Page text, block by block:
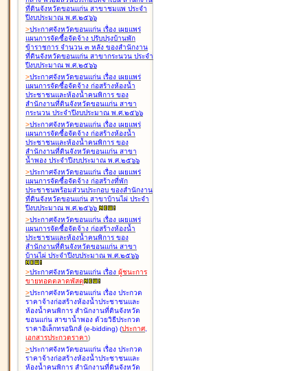
ที่ดินจังหวัดขอนแก่น สาขาชุมแพ ประจำ
ปีงบประมาณ พ.ศ.๒๕๖๖
>ประกาศจังหวัดขอนแก่น เรื่อง เผยแพร่
แผนการจัดซื้อจัดจ้าง ปรับปรุงบ้านพัก
ข้าราชการ จำนวน ๓ หลัง ของสำนักงาน
ที่ดินจังหวัดขอนแก่น สาขากระนวน ประจำ
ปีงบประมาณ พ.ศ.๒๕๖๖
>ประกาศจังหวัดขอนแก่น เรื่อง เผยแพร่
แผนการจัดซื้อจัดจ้าง ก่อสร้างห้องน้ำ
ประชาชนและห้องน้ำคนพิการ ของ
สำนักงานที่ดินจังหวัดขอนแก่น สาขา
กระนวน ประจำปีงบประมาณ พ.ศ.๒๕๖๖
>ประกาศจังหวัดขอนแก่น เรื่อง เผยแพร่
แผนการจัดซื้อจัดจ้าง ก่อสร้างห้องน้ำ
ประชาชนและห้องน้ำคนพิการ ของ
สำนักงานที่ดินจังหวัดขอนแก่น สาขา
น้ำพอง ประจำปีงบประมาณ พ.ศ.๒๕๖๖
>ประกาศจังหวัดขอนแก่น เรื่อง เผยแพร่
แผนการจัดซื้อจัดจ้าง ก่อสร้างที่พัก
ประชาชนพร้อมส่วนประกอบ ของสำนักงาน
ที่ดินจังหวัดขอนแก่น สาขาบ้านไผ่ ประจำ
ปีงบประมาณ พ.ศ.๒๕๖๖
>ประกาศจังหวัดขอนแก่น เรื่อง เผยแพร่
แผนการจัดซื้อจัดจ้าง ก่อสร้างห้องน้ำ
ประชาชนและห้องน้ำคนพิการ ของ
สำนักงานที่ดินจังหวัดขอนแก่น สาขา
บ้านไผ่ ประจำปีงบประมาณ พ.ศ.๒๕๖๖
>ประกาศจังหวัดขอนแก่น เรื่อง ผู้ชนะการ
ขายทอดตลาดพัสดุ
>ประกาศจังหวัดขอนแก่น เรื่อง ประกวด
ราคาจ้างก่อสร้างห้องน้ำประชาชนและ
ห้องน้ำคนพิการ สำนักงานที่ดินจังหวัด
ขอนแก่น สาขาน้ำพอง ด้วยวิธีประกวด
ราคาอิเล็กทรอนิกส์ (e-bidding) (ประกาศ,
เอกสารประกวดราคา)
>ประกาศจังหวัดขอนแก่น เรื่อง ประกวด
ราคาจ้างก่อสร้างห้องน้ำประชาชนและ
ห้องน้ำคนพิการ สำนักงานที่ดินจังหวัด